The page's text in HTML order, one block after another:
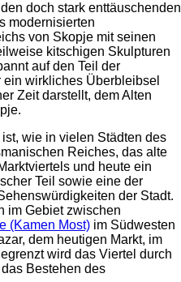
doch stark enttäuschenden
modernisierten
von Skopje mit seinen
kitschigen Skulpturen
auf den Teil der
ein wirkliches Überbleibsel
Zeit darstellt, dem Alten
ist, wie in vielen Städten des
Reiches, das alte
und heute ein
Teil sowie eine der
der Stadt.
im Gebiet zwischen
(Kamen Most) im Südwesten
dem heutigen Markt, im
wird das Viertel durch
Bestehen des